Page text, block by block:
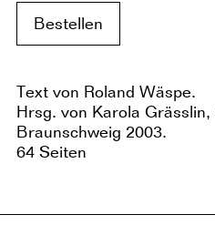
Bestellen
Text von Roland Wäspe.
Hrsg. von Karola
Braunschweig 2003.
64 Seiten